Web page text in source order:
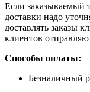
Если заказываемый
доставки надо
доставлять заказы
клиентов
Способы оплаты:
Безналичный